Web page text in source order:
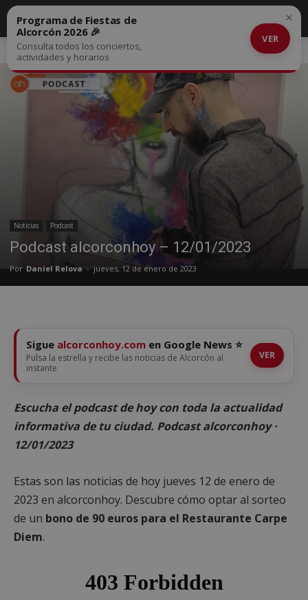
Inicio Noticias
Noticias Podcast
Podcast alcorconhoy – 12/01/2023
Por Daniel Relova - jueves, 12 de enero de 2023
Programa de Fiestas de
Alcorcón 2026 🎉
Consulta todos los conciertos,
actividades y horarios
VER
×
Sigue alcorconhoy.com en Google News ⭐
Pulsa la estrella y recibe las noticias de Alcorcón al
instante
VER
Escucha el podcast de hoy con toda la actualidad
informativa de tu ciudad. Podcast alcorconhoy ·
12/01/2023
Estas son las noticias de hoy jueves 12 de enero de
2023 en alcorconhoy. Descubre cómo optar al sorteo
de un bono de 90 euros para el Restaurante Carpe
Diem.